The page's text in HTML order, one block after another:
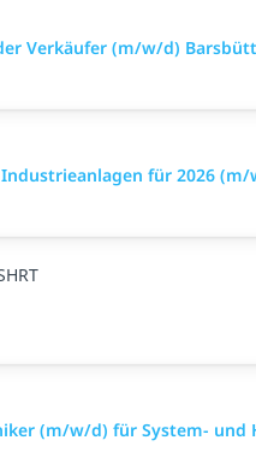
Verkäufer (m/w/d)
für 2026 (m/
(m/w/d) für System- und